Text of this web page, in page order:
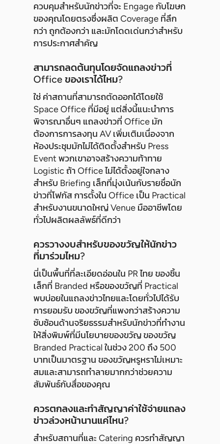
ควบคุมสำหรับนักข่าวที่จะ Engage กับโฆษก
ของคุณโดยตรงซึ่งผลิต Coverage ที่ลึก
กว่า ถูกต้องกว่า และมักโดดเด่นกว่าสำหรับ
การประกาศสำคัญ
สามารถลดต้นทุนโดยจัดแถลงข่าวที่
Office ของเราได้ไหม?
ใช่ ค่าสถานที่สามารถตัดออกได้โดยใช้
Space Office ที่มีอยู่ แต่สิ่งนี้แนะนำการ
พิจารณาอื่นๆ แถลงข่าวที่ Office มัก
ต้องการการลงทุน AV เพิ่มเติมเนื่องจาก
ห้องประชุมมักไม่ได้ติดตั้งสำหรับ Press
Event พวกเขาอาจสร้างความท้าทาย
Logistic ถ้า Office ไม่ได้ตั้งอยู่ใจกลาง
สำหรับ Briefing เล็กที่มุ่งเน้นกับรายชื่อนัก
ข่าวที่โฟกัส การตั้งใน Office เป็น Practical
สำหรับงานขนาดใหญ่ Venue มืออาชีพโดย
ทั่วไปผลิตผลลัพธ์ที่ดีกว่า
ควรวางงบสำหรับของขวัญให้นักข่าว
ที่มาร่วมไหม?
นี่เป็นพื้นที่ที่ละเอียดอ่อนใน PR ไทย ของชิ้น
เล็กที่ Branded หรือของขวัญที่ Practical
พบบ่อยในแถลงข่าวไทยและโดยทั่วไปได้รับ
การยอมรับ ของขวัญที่แพงกว่าสร้างความ
ซับซ้อนด้านจริยธรรมสำหรับนักข่าวที่ทำงาน
ให้สิ่งพิมพ์ที่มีนโยบายของขวัญ ของขวัญ
Branded Practical ในช่วง 200 ถึง 500
บาทเป็นมาตรฐาน ของขวัญหรูหราไม่เหมาะ
สมและสามารถทำลายมากกว่าช่วยความ
สัมพันธ์กับสื่อของคุณ
ควรตกลงและทำสัญญาค่าใช้จ่ายแถลง
ข่าวล่วงหน้านานแค่ไหน?
สำหรับสถานที่และ Catering ควรทำสัญญา